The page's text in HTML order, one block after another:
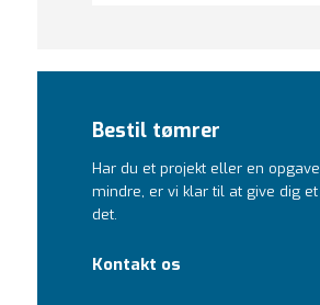
Bestil tømrer
Har du et projekt eller en
mindre, er vi klar til at give dig
det.
Kontakt os